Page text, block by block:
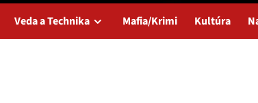
Veda a Technika Mafia/Krimi Kultúra